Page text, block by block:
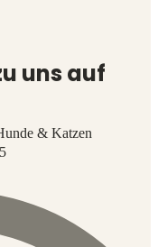
uns auf
& Katzen